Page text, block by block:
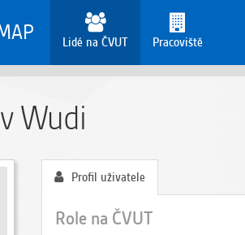
Lidé na ČVUT Pracoviště
Wudi
Profil uživatele
Role na ČVUT